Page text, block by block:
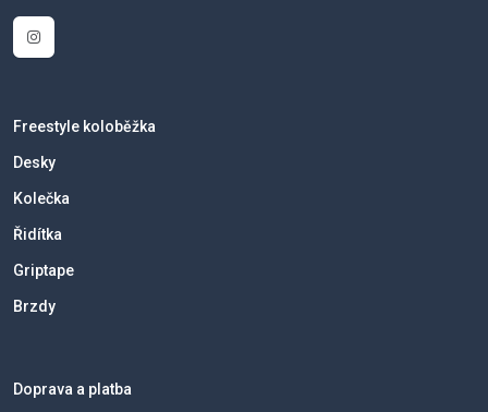
Freestyle koloběžka
Desky
Kolečka
Řidítka
Griptape
Brzdy
Doprava a platba